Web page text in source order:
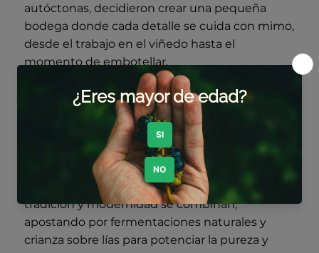
autóctonas, decidieron crear una pequeña
bodega donde cada detalle se cuida con mimo,
desde el trabajo en el viñedo hasta el
momento de embotellar.
El proyecto se centra en la viticultura ecológica,
con prácticas respetuosas con el entorno,
vendimia manual y mínima intervención en la
bodega. Sus viñedos se asientan sobre suelos
calcáreos y ferruginosos que aportan una
marcada mineralidad y frescura a sus vinos. La
bodega, de escala familiar, es un espacio donde
tradición y modernidad se combinan,
apostando por fermentaciones naturales y
crianza sobre lías para potenciar la pureza y